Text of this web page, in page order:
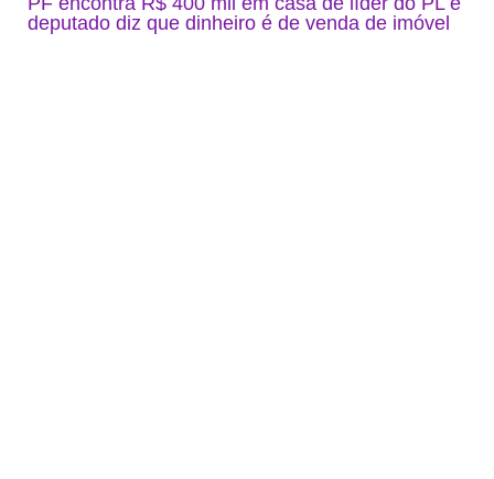
deputado diz que dinheiro é de venda de imóvel